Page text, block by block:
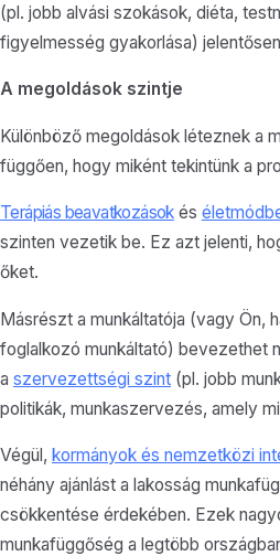
(pl. jobb alvási szokások, diéta,
figyelmesség gyakorlása)
A megoldások szintje
Különböző megoldások léteznek a
függően, hogy miként tekintünk a
Terápiás beavatkozásokés
szinten vezetik be. Ez azt jelenti,
őket.
Másrészt a munkáltatója (vagy Ön,
foglalkozó munkáltató) bevezethet
a szervezettségi szint (pl. jobb
politikák, munkaszervezés, amely
Végül, kormányok és nemzetközi
néhány ajánlást a lakosság
csökkentése érdekében. Ezek
munkafüggőség a legtöbb